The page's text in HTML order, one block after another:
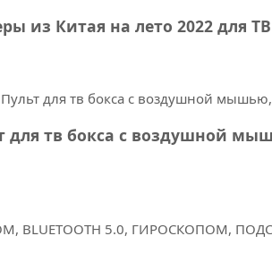
из Китая на лето 2022 для
для тв бокса с воздушной